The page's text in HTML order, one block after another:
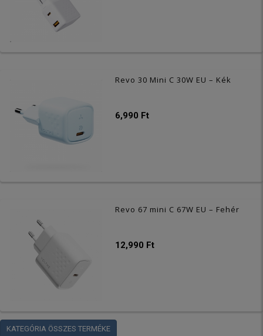
Revo 30 Mini C 30W EU – Kék
6,990 Ft
Revo 67 mini C 67W EU – Fehér
12,990 Ft
KATEGÓRIA ÖSSZES TERMÉKE